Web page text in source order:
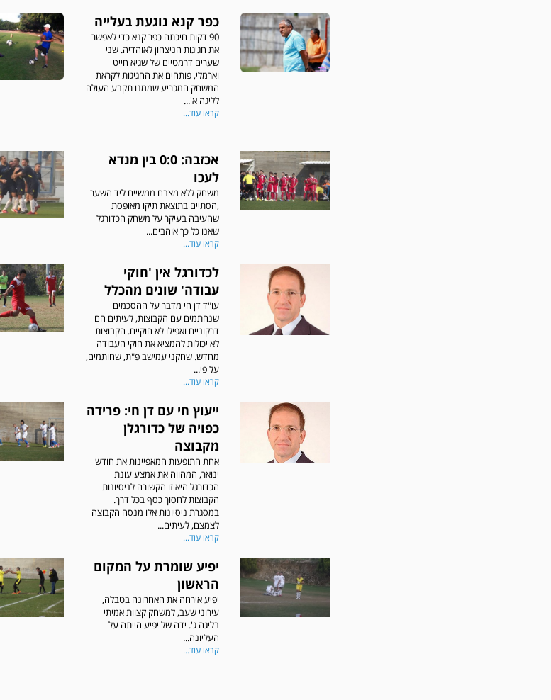
כפר קנא נוגעת בעלייה
90 דקות חיכתה כפר קנא כדי לאפשר
את חגיגות הניצחון לאוהדיה. שני
שערים דרמטיים של שגיא חייט
וארמלי, פותחים את החגיגות לקראת
המשחק המכריע שממנו תקבע העולה
לליגה א'...
קראו עוד...
אכזבה: 0:0 בין מנדא
לעכו
משחק ללא מצבם ממשיים ליד השער
,הסתיים בתוצאת תיקו מאופסת
שהעיבה בעיקר על משחק הכדורגל
שאנו כל כך אוהבים...
קראו עוד...
לכדורגל אין 'חוקי
עבודה' שונים מהכלל
עו"ד דן חי מדבר על ההסכמים
שנחתמים עם הקבוצות, לעיתים הם
דרקוניים ואפילו לא חוקיים. הקבוצות
לא יכולות להמציא את חוקי העבודה
מחדש. שחקני עמישב פ"ת, שחותמים,
על פי...
קראו עוד...
ייעוץ חי עם דן חי: פרידה
כפויה של כדורגלן
מקבוצה
אחת התופעות המאפיינות את חודש
ינואר, המהווה את אמצע עונת
הכדורגל היא זו הקשורה לניסיונות
הקבוצות לחסוך כסף בכל דרך.
במסגרת ניסיונות אלו מנסה הקבוצה
לצמצם, לעיתים...
קראו עוד...
יפיע שומרת על המקום
הראשון
יפיע אירחה את האחרונה בטבלה,
עירוני שעב, למשחק קצוות אמיתי
בליגה ג'. ידה של יפיע הייתה על
העליונה...
קראו עוד...